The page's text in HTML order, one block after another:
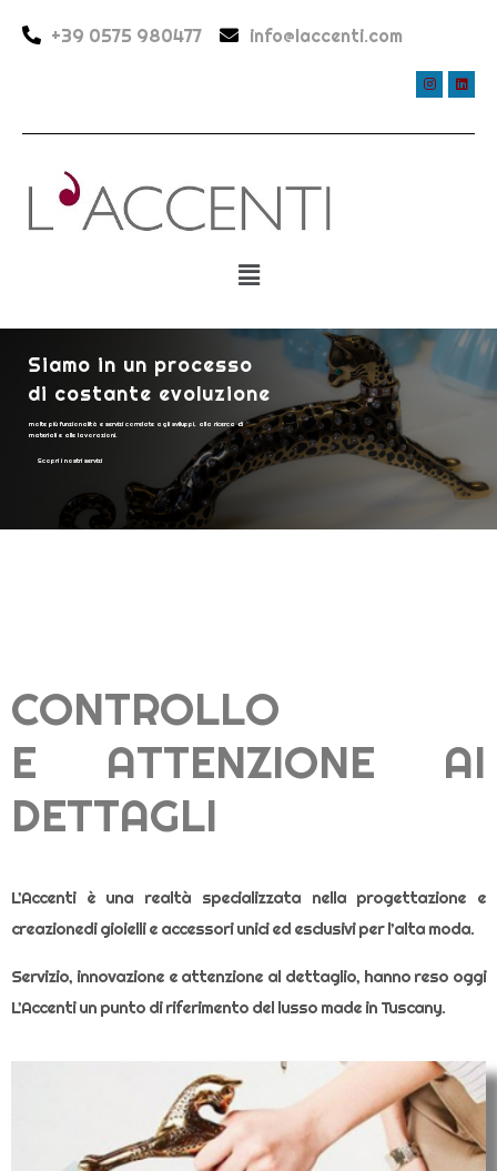
+39 0575 980477 info@laccenti.com
CONTROLLO
E ATTENZIONE AI
DETTAGLI
L’Accenti è una realtà specializzata nella progettazione e
creazionedi gioielli e accessori unici ed esclusivi per l’alta moda.
Servizio, innovazione e attenzione al dettaglio, hanno reso oggi
L’Accenti un punto di riferimento del lusso made in Tuscany.